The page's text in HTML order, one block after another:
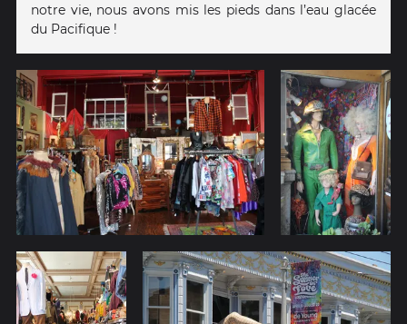
notre vie, nous avons mis les pieds dans l’eau glacée
du Pacifique !